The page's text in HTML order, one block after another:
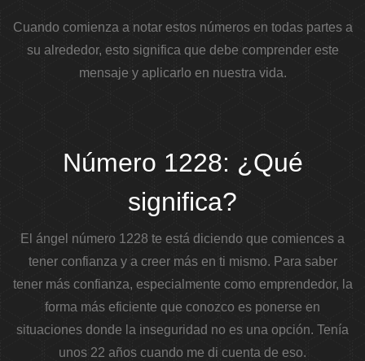
Cuando comienza a notar estos números en todas partes a
su alrededor, esto significa que debe comprender este
mensaje y aplicarlo en nuestra vida.
Número 1228: ¿Qué
significa?
El ángel número 1228 te está diciendo que comiences a
tener confianza y a creer más en ti mismo. Para saber
tener más confianza, especialmente como emprendedor, la
forma más eficiente que conozco es ponerse en
situaciones donde la inseguridad no es una opción. Tenía
unos 22 años cuando me di cuenta de eso.